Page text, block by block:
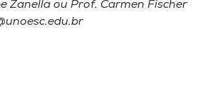
Zanella ou Prof. Carmen Fischer